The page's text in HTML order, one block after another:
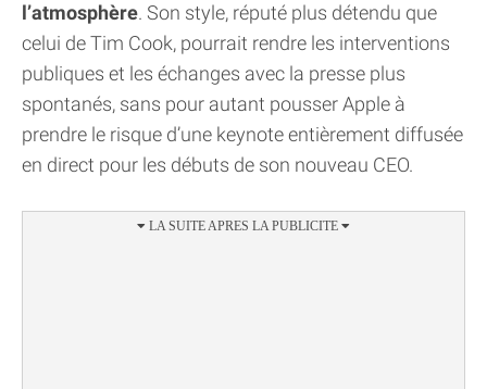
l’atmosphère. Son style, réputé plus détendu que
celui de Tim Cook, pourrait rendre les interventions
publiques et les échanges avec la presse plus
spontanés, sans pour autant pousser Apple à
prendre le risque d’une keynote entièrement diffusée
en direct pour les débuts de son nouveau CEO.